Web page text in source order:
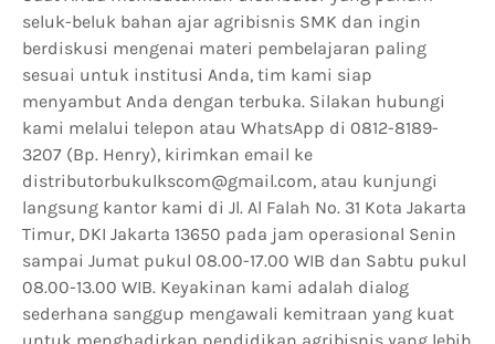
seluk-beluk bahan ajar agribisnis SMK dan ingin
berdiskusi mengenai materi pembelajaran paling
sesuai untuk institusi Anda, tim kami siap
menyambut Anda dengan terbuka. Silakan hubungi
kami melalui telepon atau WhatsApp di 0812-8189-
3207 (Bp. Henry), kirimkan email ke
distributorbukulkscom@gmail.com, atau kunjungi
langsung kantor kami di Jl. Al Falah No. 31 Kota Jakarta
Timur, DKI Jakarta 13650 pada jam operasional Senin
sampai Jumat pukul 08.00-17.00 WIB dan Sabtu pukul
08.00-13.00 WIB. Keyakinan kami adalah dialog
sederhana sanggup mengawali kemitraan yang kuat